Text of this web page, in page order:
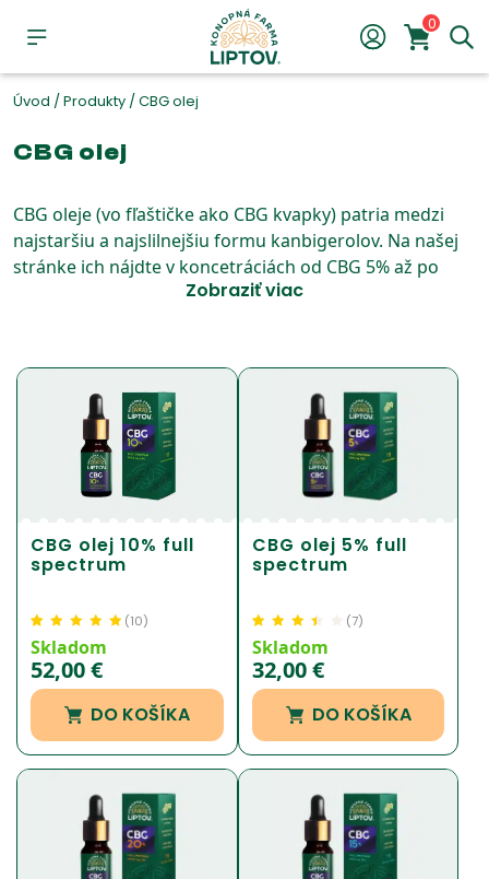
0
Úvod /Produkty /CBG olej
CBG olej
CBG oleje (vo fľaštičke ako CBG kvapky) patria medzi
najstaršiu a najslilnejšiu formu kanbigerolov. Na našej
stránke ich nájdte v koncetráciách od CBG 5% až po
CBG 20%. Vyrábame si ich priamo na Liptove, ide o
vďaka prvým objavom ich protizápalových učinkov.
Naše organické CBG oleje sú bez chemických prísad,
bez psychotropného THC, extrahované priamo z
konopy siatej.Viac informácií o CBG olejoch
Zobraziť viac
CBG olej 10% full
spectrum
Hodnotenie
z 5 na základe
10
zákazníckej
recenzie
(10)
Skladom
52,00€
DO KOŠÍKA
CBG olej 5% full
spectrum
Hodnotenie
3.43 z 5 na
základe
7
zákazníckej
recenzie
(7)
Skladom
32,00€
DO KOŠÍKA